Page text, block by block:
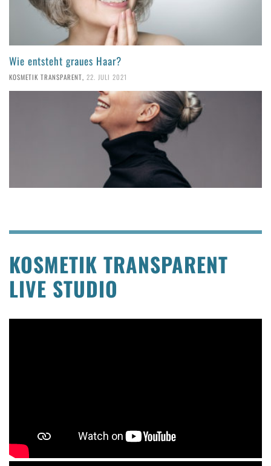
Wie entsteht graues Haar?
KOSMETIK TRANSPARENT, 22. JULI 2021
KOSMETIK TRANSPARENT
LIVE STUDIO